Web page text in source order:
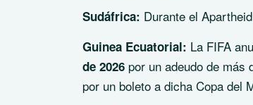
Sudáfrica: Durante el
Guinea Ecuatorial: La FIFA
de 2026 por un adeudo de más
por un boleto a dicha Copa del